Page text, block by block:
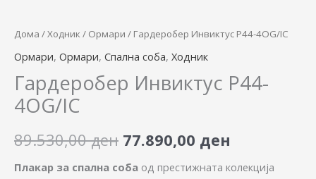
Дома /Ходник / Ормари / Гардеробер Инвиктус P44-4OG/IC
Ормари, Ормари, Спална соба, Ходник
Гардеробер Инвиктус P44-
4OG/IC
89.530,00ден 77.890,00 ден
Плакар за спална соба од престижната колекција